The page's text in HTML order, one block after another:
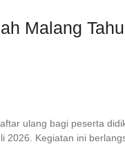
Malang
ulang bagi peserta
2026. Kegiatan ini